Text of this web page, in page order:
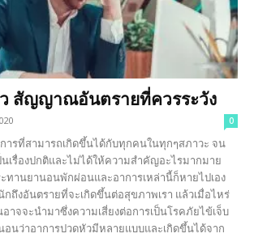
สัญญาณอันตรายที่ควรระวัง
0
ารที่สามารถเกิดขึ้นได้กับทุกคนในทุกๆสภาวะ จน
เรื่องปกติและไม่ได้ให้ความสำคัญอะไรมากมาย
ทานยานอนพักผ่อนและอาการเหล่านี้ก็หายไปเอง
กถึงอันตรายที่จะเกิดขึ้นต่อสุขภาพเรา แล้วเมื่อไหร่
าจจะนำมาซึ่งความเสี่ยงต่อการเป็นโรคภัยไข้เจ็บ
อนว่าอาการปวดหัวมีหลายแบบและเกิดขึ้นได้จาก